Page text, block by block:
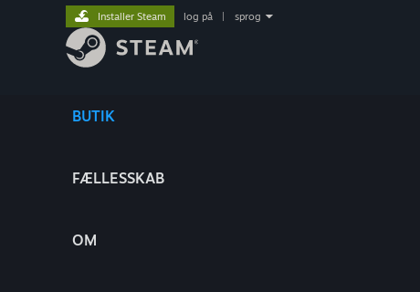
BUTIK
FÆLLESSKAB
OM
Installer Steam log på sprog